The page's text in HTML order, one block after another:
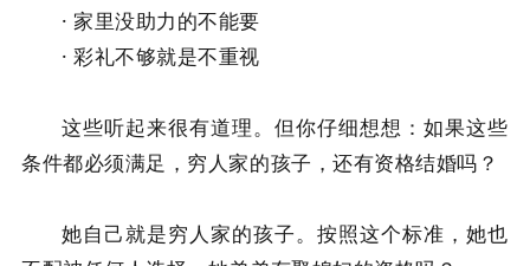
· 家里没助力的不能要
· 彩礼不够就是不重视
这些听起来很有道理。但你仔细想想：如果这些
条件都必须满足，穷人家的孩子，还有资格结婚吗？
她自己就是穷人家的孩子。按照这个标准，她也